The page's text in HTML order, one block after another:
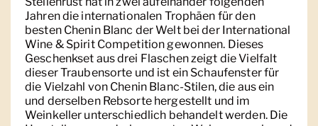
Jahren die internationalen Trophäen für den
besten Chenin Blanc der Welt bei der International
Wine & Spirit Competition gewonnen. Dieses
Geschenkset aus drei Flaschen zeigt die Vielfalt
dieser Traubensorte und ist ein Schaufenster für
die Vielzahl von Chenin Blanc-Stilen, die aus ein
und derselben Rebsorte hergestellt und im
Weinkeller unterschiedlich behandelt werden. Die